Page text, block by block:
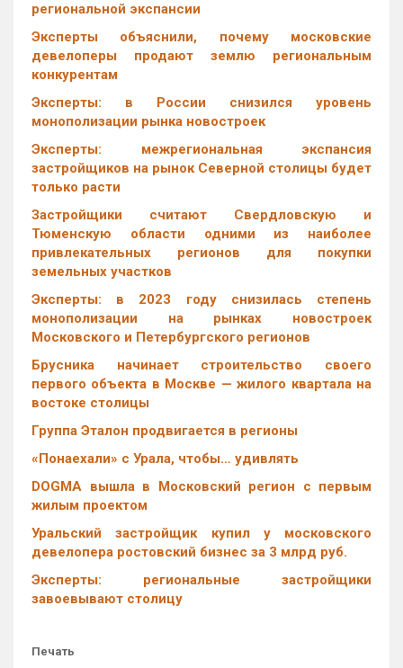
региональной экспансии
Эксперты объяснили, почему московские
девелоперы продают землю региональным
конкурентам
Эксперты: в России снизился уровень
монополизации рынка новостроек
Эксперты: межрегиональная экспансия
застройщиков на рынок Северной столицы будет
только расти
Застройщики считают Свердловскую и
Тюменскую области одними из наиболее
привлекательных регионов для покупки
земельных участков
Эксперты: в 2023 году снизилась степень
монополизации на рынках новостроек
Московского и Петербургского регионов
Брусника начинает строительство своего
первого объекта в Москве — жилого квартала на
востоке столицы
Группа Эталон продвигается в регионы
«Понаехали» с Урала, чтобы… удивлять
DOGMA вышла в Московский регион с первым
жилым проектом
Уральский застройщик купил у московского
девелопера ростовский бизнес за 3 млрд руб.
Эксперты: региональные застройщики
завоевывают столицу
Печать